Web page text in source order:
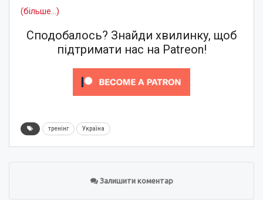
(більше…)
Сподобалось? Знайди хвилинку, щоб
підтримати нас на Patreon!
тренінг Україна
Залишити коментар